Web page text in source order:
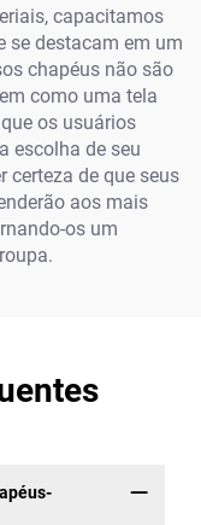
capacitamos
se destacam em um
chapéus não são
como uma tela
os usuários
escolha de seu
certeza de que seus
aos mais
os um